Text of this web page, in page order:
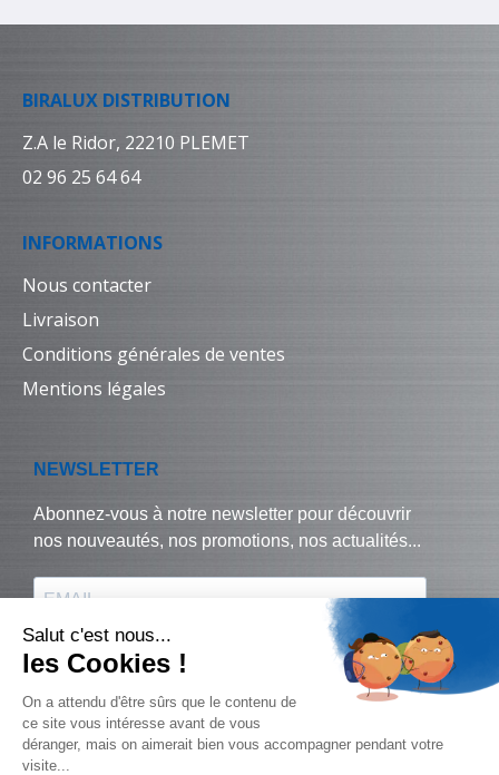
BIRALUX DISTRIBUTION
Z.A le Ridor, 22210 PLEMET
02 96 25 64 64
INFORMATIONS
Nous contacter
Livraison
Conditions générales de ventes
Mentions légales